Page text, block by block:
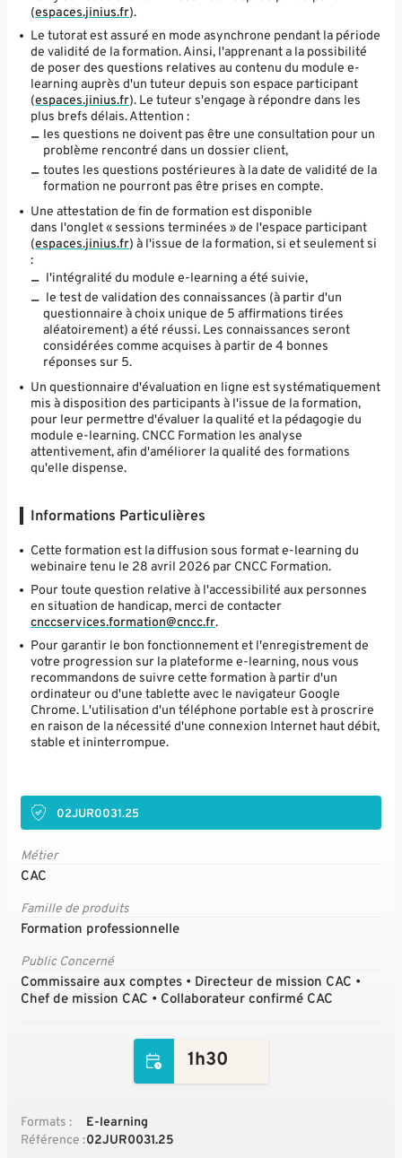
(espaces.jinius.fr).
Le tutorat est assuré en mode asynchrone pendant la période
de validité de la formation. Ainsi, l'apprenant a la possibilité
de poser des questions relatives au contenu du module e-
learning auprès d'un tuteur depuis son espace participant
(espaces.jinius.fr). Le tuteur s'engage à répondre dans les
plus brefs délais. Attention :
les questions ne doivent pas être une consultation pour un
problème rencontré dans un dossier client,
toutes les questions postérieures à la date de validité de la
formation ne pourront pas être prises en compte.
Une attestation de fin de formation est disponible
dans l'onglet « sessions terminées » de l'espace participant
(espaces.jinius.fr) à l'issue de la formation, si et seulement si
:
l'intégralité du module e-learning a été suivie,
le test de validation des connaissances (à partir d'un
questionnaire à choix unique de 5 affirmations tirées
aléatoirement) a été réussi. Les connaissances seront
considérées comme acquises à partir de 4 bonnes
réponses sur 5.
Un questionnaire d'évaluation en ligne est systématiquement
mis à disposition des participants à l'issue de la formation,
pour leur permettre d'évaluer la qualité et la pédagogie du
module e-learning. CNCC Formation les analyse
attentivement, afin d'améliorer la qualité des formations
qu'elle dispense.
Informations Particulières
Cette formation est la diffusion sous format e-learning du
webinaire tenu le 28 avril 2026 par CNCC Formation.
Pour toute question relative à l'accessibilité aux personnes
en situation de handicap, merci de contacter
cnccservices.formation@cncc.fr.
Pour garantir le bon fonctionnement et l'enregistrement de
votre progression sur la plateforme e-learning, nous vous
recommandons de suivre cette formation à partir d'un
ordinateur ou d'une tablette avec le navigateur Google
Chrome. L'utilisation d'un téléphone portable est à proscrire
en raison de la nécessité d'une connexion Internet haut débit,
stable et ininterrompue.
02JUR0031.25
Métier
CAC
Famille de produits
Formation professionnelle
Public Concerné
Commissaire aux comptes • Directeur de mission CAC •
Chef de mission CAC • Collaborateur confirmé CAC
1h30
Formats :
E-learning
Référence :02JUR0031.25